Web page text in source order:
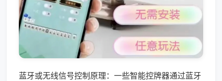
蓝牙或无线信号控制原理：一些智能控牌器通过蓝牙